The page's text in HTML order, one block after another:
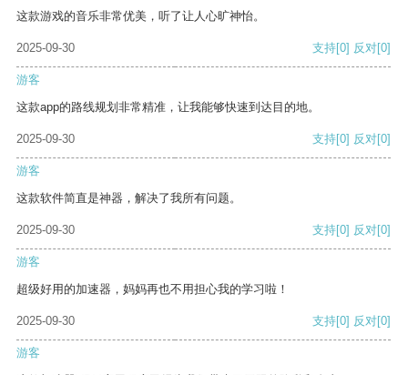
这款游戏的音乐非常优美，听了让人心旷神怡。
2025-09-30 支持[0] 反对[0]
游客
这款app的路线规划非常精准，让我能够快速到达目的地。
2025-09-30 支持[0] 反对[0]
游客
这款软件简直是神器，解决了我所有问题。
2025-09-30 支持[0] 反对[0]
游客
超级好用的加速器，妈妈再也不用担心我的学习啦！
2025-09-30 支持[0] 反对[0]
游客